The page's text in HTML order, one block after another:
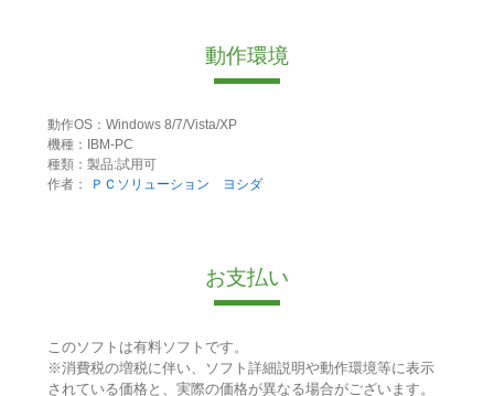
動作環境
動作OS：Windows 8/7/Vista/XP
機種：IBM-PC
種類：製品:試用可
作者：
ＰＣソリューション ヨシダ
お支払い
このソフトは有料ソフトです。
※消費税の増税に伴い、ソフト詳細説明や動作環境等に表示
されている価格と、実際の価格が異なる場合がございます。